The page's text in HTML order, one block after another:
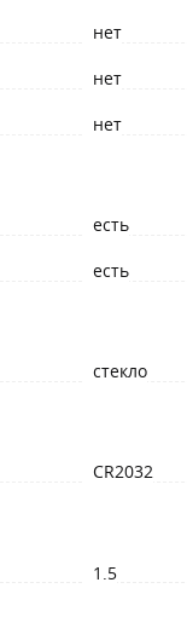
нет
нет
нет
есть
есть
стекло
CR2032
1.5